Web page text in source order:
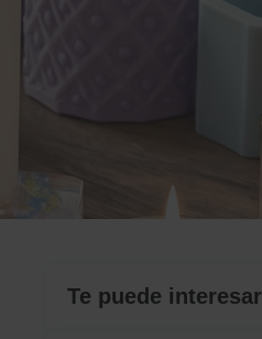
Te puede interesar